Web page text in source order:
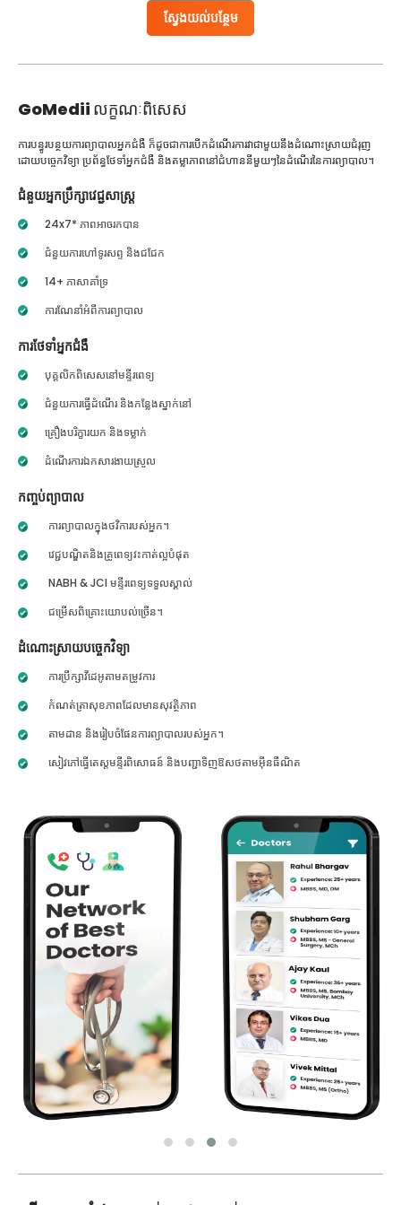
ស្វែងយល់បន្ថែម
GoMedii លក្ខណៈពិសេស
ការបន្ធូរបន្ថយការព្យាបាលអ្នកជំងឺ ក៏ដូចជាការបើកដំណើរការវាជាមួយនឹងដំណោះស្រាយជំរុញ
ដោយបច្ចេកវិទ្យា ប្រព័ន្ធថែទាំអ្នកជំងឺ និងតម្លាភាពនៅជំហាននីមួយៗនៃដំណើរនៃការព្យាបាល។
ជំនួយអ្នកប្រឹក្សាវេជ្ជសាស្ត្រ
24x7* ភាពអាចរកបាន
ជំនួយការហៅទូរសព្ទ និងជជែក
14+ ភាសាគាំទ្រ
ការណែនាំអំពីការព្យាបាល
ការថែទាំអ្នកជំងឺ
បុគ្គលិកពិសេសនៅមន្ទីរពេទ្យ
ជំនួយការធ្វើដំណើរ និងកន្លែងស្នាក់នៅ
គ្រឿងបរិក្ខារយក និងទម្លាក់
ដំណើរការឯកសារងាយស្រួល
កញ្ចប់ព្យាបាល
ការព្យាបាលក្នុងថវិការបស់អ្នក។
វេជ្ជបណ្ឌិតនិងគ្រូពេទ្យវះកាត់ល្អបំផុត
NABH & JCI មន្ទីរពេទ្យទទួលស្គាល់
ជម្រើសពិគ្រោះយោបល់ច្រើន។
ដំណោះស្រាយបច្ចេកវិទ្យា
ការប្រឹក្សាវីដេអូតាមតម្រូវការ
កំណត់ត្រាសុខភាពដែលមានសុវត្ថិភាព
តាមដាន និងរៀបចំផែនការព្យាបាលរបស់អ្នក។
សៀវភៅធ្វើតេស្តមន្ទីរពិសោធន៍ និងបញ្ជាទិញឱសថតាមអ៊ីនធឺណិត